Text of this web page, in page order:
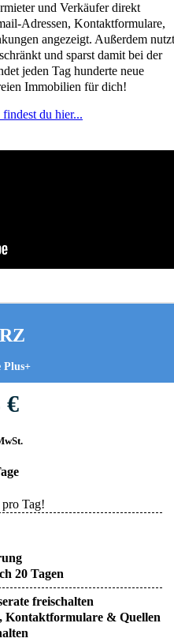
und Verkäufer direkt
Adressen, Kontaktformulare,
angezeigt. Außerdem nutzt
und sparst damit bei der
jeden Tag hunderte neue
Immobilien für dich!
du hier...
Plus+
€
Tag!
20 Tagen
freischalten
Kontaktformulare & Quellen